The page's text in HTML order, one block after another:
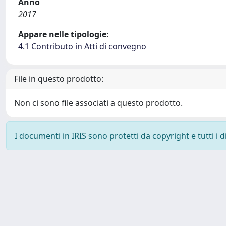
2017
Appare nelle tipologie:
4.1 Contributo in Atti di convegno
File in questo prodotto:
Non ci sono file associati a questo prodotto.
I documenti in IRIS sono protetti da copyright e tutti i